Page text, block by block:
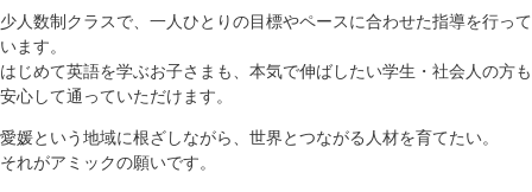
少人数制クラスで、一人ひとりの目標やペースに合わせた指導を行って
います。
はじめて英語を学ぶお子さまも、本気で伸ばしたい学生・社会人の方も
安心して通っていただけます。
愛媛という地域に根ざしながら、世界とつながる人材を育てたい。
それがアミックの願いです。